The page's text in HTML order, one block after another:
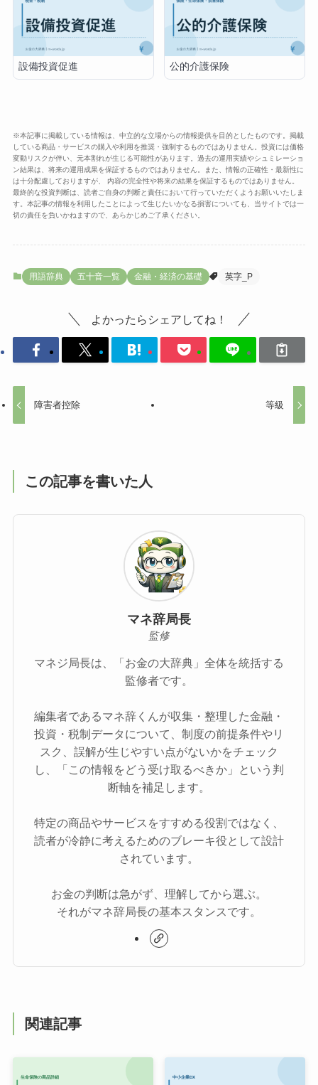
設備投資促進 公的介護保険
※本記事に掲載している情報は、中立的な立場からの情報提供を目的としたものです。掲載
している商品・サービスの購入や利用を推奨・強制するものではありません。投資には価格
変動リスクが伴い、元本割れが生じる可能性があります。過去の運用実績やシュミレーショ
ン結果は、将来の運用成果を保証するものではありません。また、情報の正確性・最新性に
は十分配慮しておりますが、 内容の完全性や将来の結果を保証するものではありません。
最終的な投資判断は、読者ご自身の判断と責任において行っていただくようお願いいたしま
す。本記事の情報を利用したことによって生じたいかなる損害についても、当サイトでは一
切の責任を負いかねますので、あらかじめご了承ください。
用語辞典 五十音一覧 金融・経済の基礎 英字_P
よかったらシェアしてね！
障害者控除 等級
この記事を書いた人
マネ辞局長
監修
マネジ局長は、「お金の大辞典」全体を統括する
監修者です。
編集者であるマネ辞くんが収集・整理した金融・
投資・税制データについて、制度の前提条件やリ
スク、誤解が生じやすい点がないかをチェック
し、「この情報をどう受け取るべきか」という判
断軸を補足します。
特定の商品やサービスをすすめる役割ではなく、
読者が冷静に考えるためのブレーキ役として設計
されています。
お金の判断は急がず、理解してから選ぶ。
それがマネ辞局長の基本スタンスです。
関連記事